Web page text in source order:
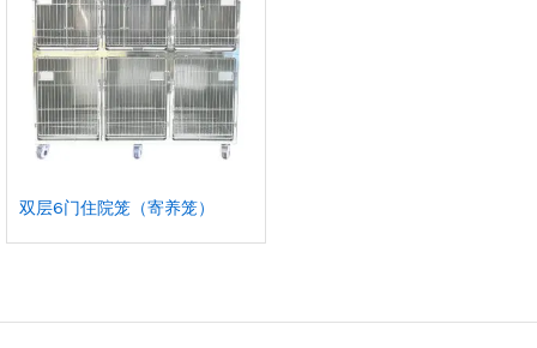
双层6门住院笼（寄养笼）